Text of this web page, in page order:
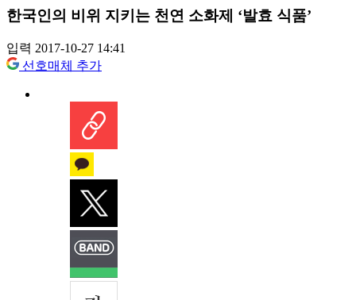
한국인의 비위 지키는 천연 소화제 ‘발효 식품’
입력 2017-10-27 14:41
선호매체 추가